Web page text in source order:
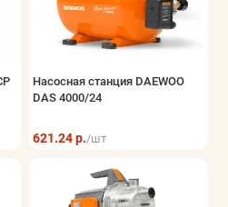
Насосная станция DAEWOO
DAS 4000/24
621.24 р./шт